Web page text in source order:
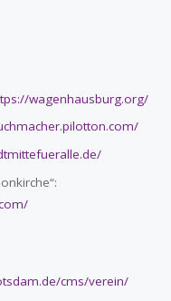
wagenhausburg.org/
cms/verein/